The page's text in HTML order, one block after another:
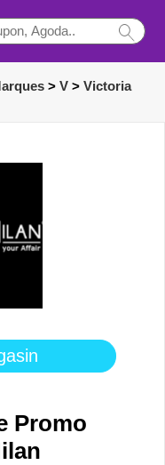
> V > Victoria
Promo